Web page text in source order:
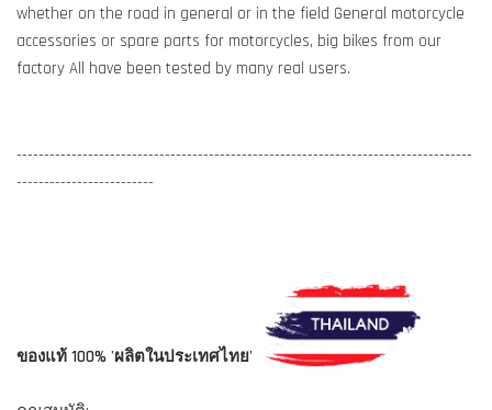
whether on the road in general or in the field General motorcycle
accessories or spare parts for motorcycles, big bikes from our
factory All have been tested by many real users.
-----------------------------------------------------------------------------------
-------------------------
ของแท้ 100% 'ผลิตในประเทศไทย'